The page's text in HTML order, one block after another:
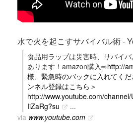
水で火を起こすサバイバル術 -
食品用ラップは災害時、サバイ
あります！amazon購入⇨http://
様、緊急時のバックに入れてく
ンネル登録はこちら＞
http://www.youtube.com/
IiZaRg?su
...
via www.youtube.com